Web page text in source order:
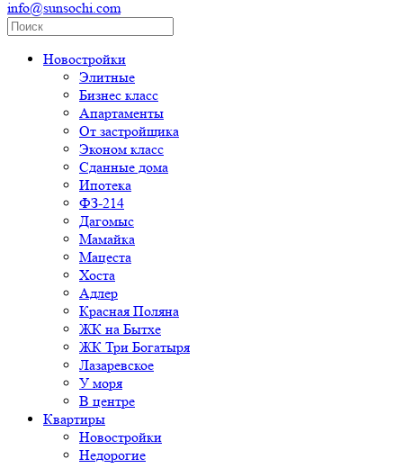
info@sunsochi.com
Новостройки
Элитные
Бизнес класс
Апартаменты
От застройщика
Эконом класс
Сданные дома
Ипотека
ФЗ-214
Дагомыс
Мамайка
Мацеста
Хоста
Адлер
Красная Поляна
ЖК на Бытхе
ЖК Три Богатыря
Лазаревское
У моря
В центре
Квартиры
Новостройки
Недорогие